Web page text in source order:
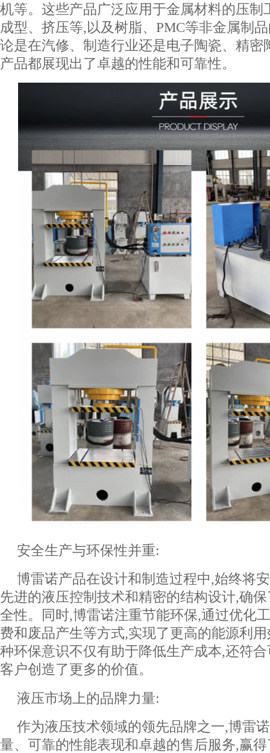
机等。这些产品广泛应用于金属材料的压制
成型、挤压等,以及树脂、PMC等非金属制
论是在汽修、制造行业还是电子陶瓷、精密
产品都展现出了卓越的性能和可靠性。
安全生产与环保性并重:
博雷诺产品在设计和制造过程中,始终将
先进的液压控制技术和精密的结构设计,确
全性。同时,博雷诺注重节能环保,通过优化
费和废品产生等方式,实现了更高的能源利
种环保意识不仅有助于降低生产成本,还符
客户创造了更多的价值。
液压市场上的品牌力量:
作为液压技术领域的领先品牌之一,博雷
量、可靠的性能表现和卓越的售后服务,赢